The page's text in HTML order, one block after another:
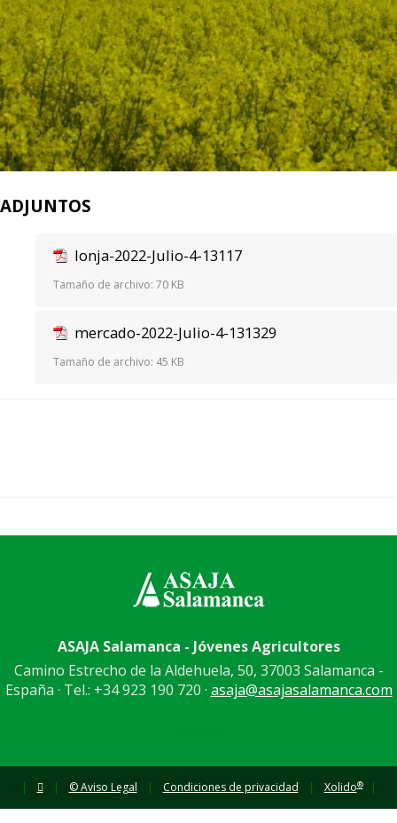
ADJUNTOS
lonja-2022-Julio-4-13117
Tamaño de archivo: 70 KB
mercado-2022-Julio-4-131329
Tamaño de archivo: 45 KB
ASAJA Salamanca - Jóvenes Agricultores
Camino Estrecho de la Aldehuela, 50, 37003 Salamanca -
España · Tel.: +34 923 190 720 · asaja@asajasalamanca.com
| | © Aviso Legal | Condiciones de privacidad | Xolido® |